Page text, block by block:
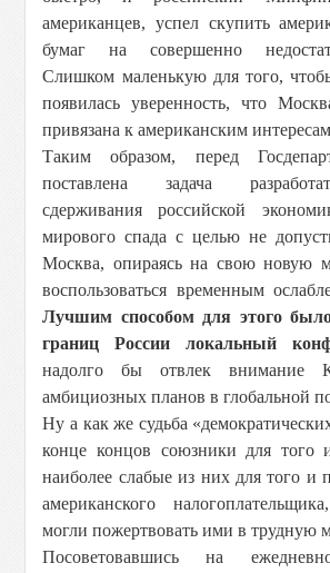
американцев, успел скупить
бумаг на совершенно
Слишком маленькую для того,
появилась уверенность, что
привязана к американским
Таким образом, перед
поставлена задача
сдерживания российской
мирового спада с целью не
Москва, опираясь на свою новую
воспользоваться временным
Лучшим способом для этого
границ России локальный
надолго бы отвлек внимание
амбициозных планов в глобальной
Ну а как же судьба
конце концов союзники для того
наиболее слабые из них для того и
американского
могли пожертвовать ими в трудную
Посоветовавшись на